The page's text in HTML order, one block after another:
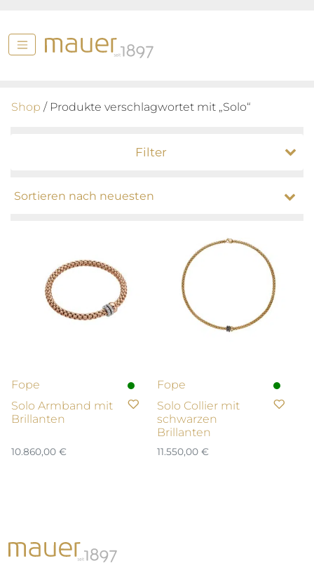
Shop / Produkte verschlagwortet mit „Solo“
Filter
Fope
Solo Armband mit
Brillanten
10.860,00 €
Fope
Solo Collier mit
schwarzen
Brillanten
11.550,00 €